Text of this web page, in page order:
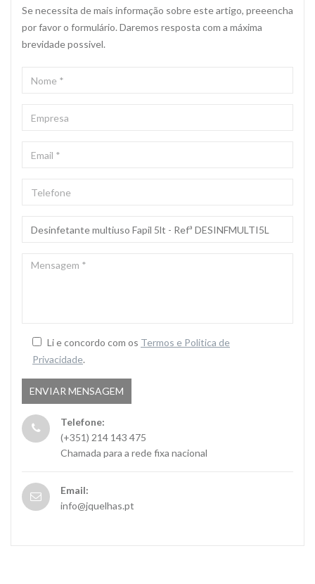
Se necessita de mais informação sobre este artigo, preeencha
por favor o formulário. Daremos resposta com a máxima
brevidade possivel.
Li e concordo com os Termos e Politica de
Privacidade.
Telefone:
(+351) 214 143 475
Chamada para a rede fixa nacional
Email:
info@jquelhas.pt